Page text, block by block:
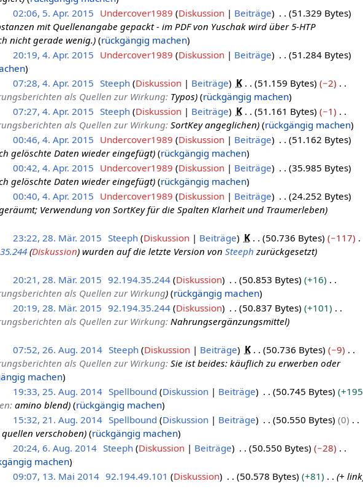
02:06, 5. Apr. 2015 Undercover1989 Diskussion Beiträge
51.329 Bytes
mit Quellenangabe gepackt - im PDF von Yuschak wird über 5-HTP
nicht gerade wenig.
rückgängig machen
20:19, 4. Apr. 2015 Undercover1989 Diskussion Beiträge
51.284 Bytes
07:28, 4. Apr. 2015 Steeph Diskussion Beiträge K 51.159 Bytes
−2
als Quellen zur Wirkung: Typos
rückgängig machen
07:27, 4. Apr. 2015 Steeph Diskussion Beiträge K 51.161 Bytes
−1
als Quellen zur Wirkung: SortKey angeglichen
rückgängig machen
00:46, 4. Apr. 2015 Undercover1989 Diskussion Beiträge
51.162 Bytes
gelöschte Daten wieder eingefügt
rückgängig machen
00:42, 4. Apr. 2015 Undercover1989 Diskussion Beiträge
35.985 Bytes
gelöschte Daten wieder eingefügt
rückgängig machen
00:40, 4. Apr. 2015 Undercover1989 Diskussion Beiträge
24.252 Bytes
Verwendung von SortKey für die Spalten Klarheit und Traumerleben
23:22, 28. Mär. 2015 Steeph Diskussion Beiträge K 50.736 Bytes
−117
(Diskussion) wurden auf die letzte Version von Steeph zurückgesetzt
20:21, 28. Mär. 2015 92.194.35.244 Diskussion 50.853 Bytes
+16
als Quellen zur Wirkung
rückgängig machen
20:19, 28. Mär. 2015 92.194.35.244 Diskussion 50.837 Bytes
+101
als Quellen zur Wirkung: Nahrungsergänzungsmittel
07:52, 26. Aug. 2014 Steeph Diskussion Beiträge K 50.736 Bytes
−9
als Quellen zur Wirkung: Sie ist beides: käuflich zu erwerben oder
machen
19:33, 25. Aug. 2014 Spellbound Diskussion Beiträge 50.745 Bytes
+195
: amino blend rückgängig machen
15:32, 21. Aug. 2014 Spellbound Diskussion Beiträge 50.550 Bytes
0
verschoben
rückgängig machen
20:24, 6. Aug. 2014 Steeph Diskussion Beiträge 50.550 Bytes
−28
machen
09:07, 13. Mai 2014 92.194.49.101 Diskussion 50.578 Bytes +81
+ link